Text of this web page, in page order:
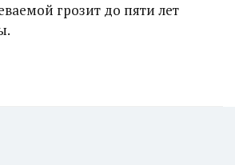
грозит до пяти лет